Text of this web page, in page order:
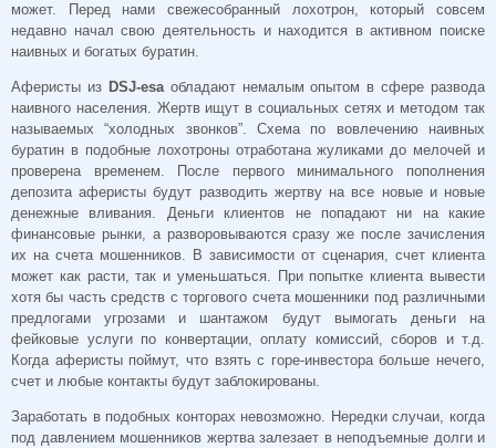
может. Перед нами свежесобранный лохотрон, который совсем
недавно начал свою деятельность и находится в активном поиске
наивных и богатых буратин.
Аферисты из DSJ-esaобладают немалым опытом в сфере развода
наивного населения. Жертв ищут в социальных сетях и методом так
называемых “холодных звонков”. Схема по вовлечению наивных
буратин в подобные лохотроны отработана жуликами до мелочей и
проверена временем. После первого минимального пополнения
депозита аферисты будут разводить жертву на все новые и новые
денежные вливания. Деньги клиентов не попадают ни на какие
финансовые рынки, а разворовываются сразу же после зачисления
их на счета мошенников. В зависимости от сценария, счет клиента
может как расти, так и уменьшаться. При попытке клиента вывести
хотя бы часть средств с торгового счета мошенники под различными
предлогами угрозами и шантажом будут вымогать деньги на
фейковые услуги по конвертации, оплату комиссий, сборов и т.д.
Когда аферисты поймут, что взять с горе-инвестора больше нечего,
счет и любые контакты будут заблокированы.
Заработать в подобных конторах невозможно. Нередки случаи, когда
под давлением мошенников жертва залезает в неподъемные долги и